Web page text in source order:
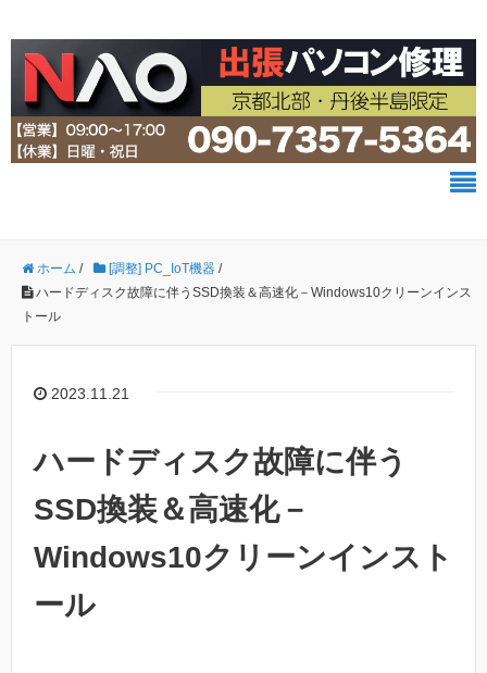
ホーム / [調整] PC_IoT機器 /
ハードディスク故障に伴うSSD換装＆高速化－Windows10クリーンインス
トール
2023.11.21
ハードディスク故障に伴う
SSD換装＆高速化－
Windows10クリーンインスト
ール